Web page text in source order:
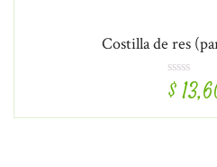
Costilla de res
R
a
$